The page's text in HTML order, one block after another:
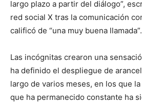
largo plazo a partir del diálogo”,
red social X tras la comunicación
calificó de “una muy buena llamada”.
Las incógnitas crearon una
ha definido el despliegue de
largo de varios meses, en los que
que ha permanecido constante ha